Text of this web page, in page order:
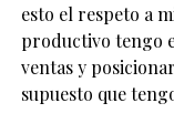
esto el respeto a
productivo tengo
ventas y
supuesto que